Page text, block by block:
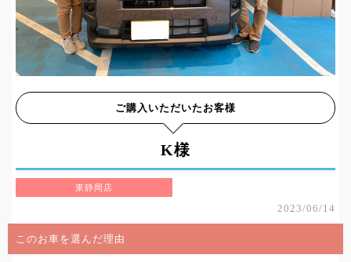
ご購入いただいたお客様
K様
東静岡店
2023/06/14
このお車を選んだ理由